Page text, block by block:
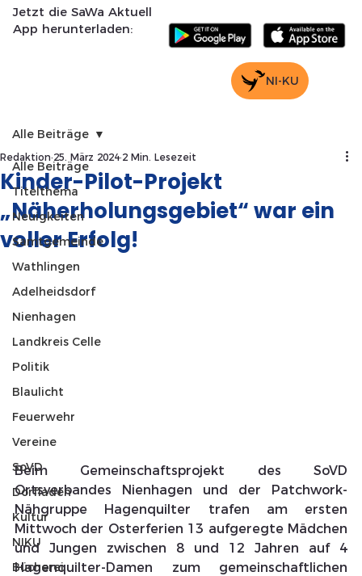
Jetzt die SaWa Aktuell
App herunterladen:
NI-KU
Alle Beiträge
Titelthema
Neuigkeiten
Samtgemeinde
Wathlingen
Adelheidsdorf
Nienhagen
Landkreis Celle
Politik
Blaulicht
Feuerwehr
Vereine
SoVD
Dorfladen
Kultur
NIKU
Bücherei
Alle Beiträge
Kinder-Pilot-Projekt
„Näherholungsgebiet“ war ein
voller Erfolg!
Redaktion 25. März 2024 2 Min. Lesezeit
Beim Gemeinschaftsprojekt des SoVD
Ortsverbandes Nienhagen und der Patchwork-
Nähgruppe Hagenquilter trafen am ersten
Mittwoch der Osterferien 13 aufgeregte Mädchen
und Jungen zwischen 8 und 12 Jahren auf 4
Hagenquilter-Damen zum gemeinschaftlichen